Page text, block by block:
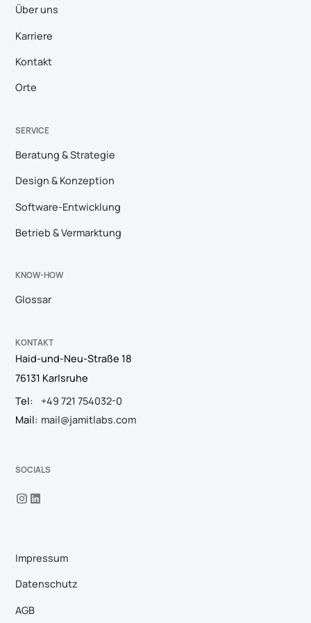
Über uns
Karriere
Kontakt
Orte
SERVICE
Beratung & Strategie
Design & Konzeption
Software-Entwicklung
Betrieb & Vermarktung
KNOW-HOW
Glossar
KONTAKT
Haid-und-Neu-Straße 18
76131 Karlsruhe
Tel:
+49 721 754032-0
Mail: mail@jamitlabs.com
SOCIALS
Impressum
Datenschutz
AGB